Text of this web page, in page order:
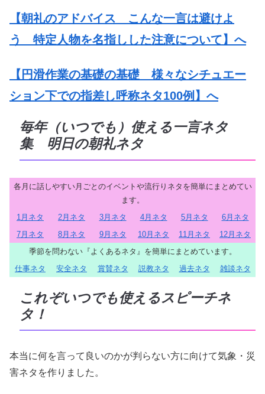
【朝礼のアドバイス こんな一言は避けよ
う 特定人物を名指しした注意について】へ
【円滑作業の基礎の基礎 様々なシチュエー
ション下での指差し呼称ネタ100例】へ
毎年（いつでも）使える一言ネタ
集 明日の朝礼ネタ
各月に話しやすい月ごとのイベントや流行りネタを簡単にまとめてい
ます。
1月ネタ
2月ネタ 3月ネタ 4月ネタ 5月ネタ
6月ネタ
7月ネタ
8月ネタ 9月ネタ 10月ネタ 11月ネタ
12月ネタ
季節を問わない『よくあるネタ』を簡単にまとめています。
仕事ネタ
安全ネタ 賞賛ネタ 説教ネタ 過去ネタ 雑談ネタ
これぞいつでも使えるスピーチネ
タ！
本当に何を言って良いのかが判らない方に向けて気象・災
害ネタを作りました。